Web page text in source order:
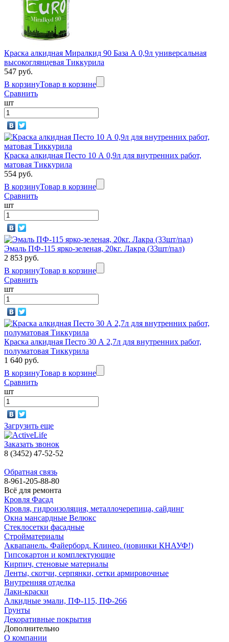
Краска алкидная Миралкид 90 База А 0,9л универсальная
высокоглянцевая Тиккурила
547 руб.
В корзинуТовар в корзине
Сравнить
шт
Краска алкидная Песто 10 А 0,9л для внутренних работ,
матовая Тиккурила
554 руб.
В корзинуТовар в корзине
Сравнить
шт
Эмаль ПФ-115 ярко-зеленая, 20кг. Лакра (33шт/пал)
2 853 руб.
В корзинуТовар в корзине
Сравнить
шт
Краска алкидная Песто 30 А 2,7л для внутренних работ,
полуматовая Тиккурила
1 640 руб.
В корзинуТовар в корзине
Сравнить
шт
Загрузить еще
Заказать звонок
8 (3452) 47-52-52
Обратная связь
8-961-205-88-80
Всё для ремонта
Кровля Фасад
Кровля, гидроизоляция, металлочерепица, сайдинг
Окна мансардные Велюкс
Стеклосетки фасадные
Стройматериалы
Аквапанель. Файерборд. Клинео. (новинки КНАУФ!)
Гипсокартон и комплектующие
Кирпич, стеновые материалы
Ленты, скотчи, серпянки, сетки армировочные
Внутренняя отделка
Лаки-краски
Алкидные эмали, ПФ-115, ПФ-266
Грунты
Декоративные покрытия
Дополнительно
О компании